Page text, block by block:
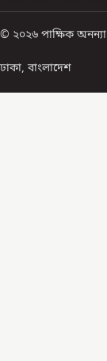
© ২০২৬ পাক্ষিক অনন্যা
ঢাকা, বাংলাদেশ